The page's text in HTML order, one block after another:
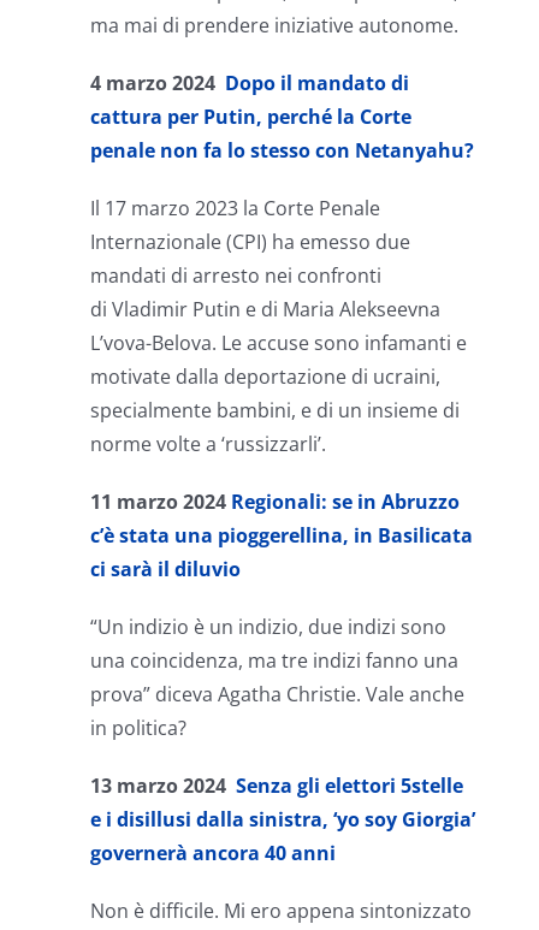
ma mai di prendere iniziative autonome.
4 marzo 2024 Dopo il mandato di
cattura per Putin, perché la Corte
penale non fa lo stesso con Netanyahu?
Il 17 marzo 2023 la Corte Penale
Internazionale (CPI) ha emesso due
mandati di arresto nei confronti
di Vladimir Putin e di Maria Alekseevna
L’vova-Belova. Le accuse sono infamanti e
motivate dalla deportazione di ucraini,
specialmente bambini, e di un insieme di
norme volte a ‘russizzarli’.
11 marzo 2024 Regionali: se in Abruzzo
c’è stata una pioggerellina, in Basilicata
ci sarà il diluvio
“Un indizio è un indizio, due indizi sono
una coincidenza, ma tre indizi fanno una
prova” diceva Agatha Christie. Vale anche
in politica?
13 marzo 2024 Senza gli elettori 5stelle
e i disillusi dalla sinistra, ‘yo soy Giorgia’
governerà ancora 40 anni
Non è difficile. Mi ero appena sintonizzato